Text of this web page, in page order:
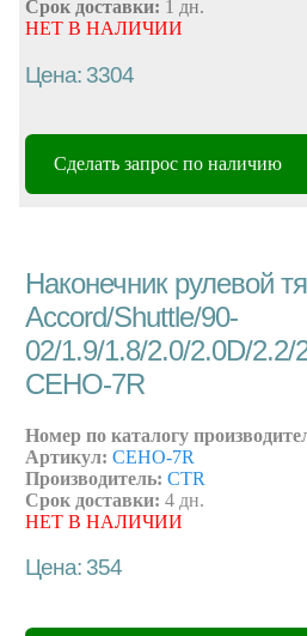
Срок доставки: 1 дн.
НЕТ В НАЛИЧИИ
Цена: 3304
Сделать запрос по наличию
Наконечник рулевой
Accord/Shuttle/90-
02/1.9/1.8/2.0/2.0D/2.2/
CEHO-7R
Номер по каталогу
Артикул: CEHO-7R
Производитель: CTR
Срок доставки: 4 дн.
НЕТ В НАЛИЧИИ
Цена: 354